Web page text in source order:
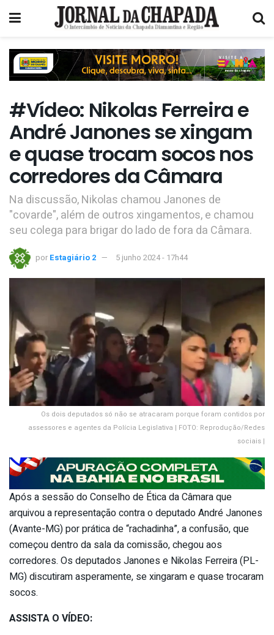
#Vídeo: Nikolas Ferreira e
André Janones se xingam
e quase trocam socos nos
corredores da Câmara
Na discussão, Nikolas chamou Janones de
"covarde", além de outros xingamentos, e chamou
seu colega para brigar do lado de fora da Câmara.
por Estagiário 2 5 junho 2024 - 17h44
Os dois deputados só não se atracaram porque foram contidos por
assessores e agentes da Polícia Legislativa | FOTO: Reprodução/Redes
sociais |
Após a sessão do Conselho de Ética da Câmara que
arquivou a representação contra o deputado André Janones
(Avante-MG) por prática de “rachadinha”, a confusão, que
começou dentro da sala da comissão, chegou aos
corredores. Os deputados Janones e Nikolas Ferreira (PL-
MG) discutiram asperamente, se xingaram e quase trocaram
socos.
ASSISTA O VÍDEO: